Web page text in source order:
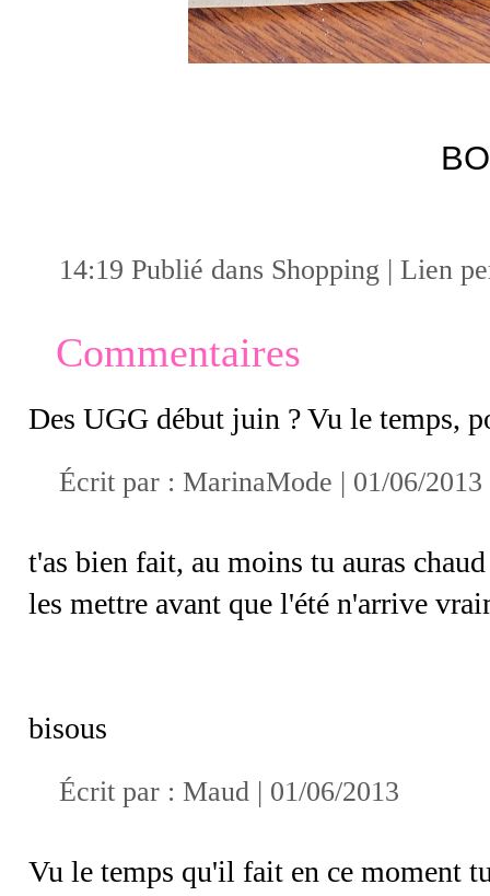
14:19 Publié dans Shopping | Lien
Commentaires
Des UGG début juin ? Vu le temps,
Écrit par : MarinaMode | 01/06/2013
t'as bien fait, au moins tu auras
les mettre avant que l'été n'arrive
bisous
Écrit par : Maud | 01/06/2013
Vu le temps qu'il fait en ce moment